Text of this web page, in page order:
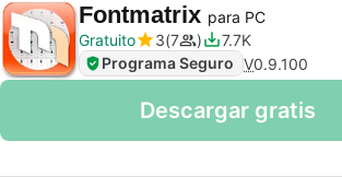
Fontmatrix para PC
Gratuito
3 7
7.7K
Programa Seguro V0.9.100
Descargar gratis